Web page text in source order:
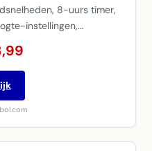
8-uurs timer,
instellingen,…